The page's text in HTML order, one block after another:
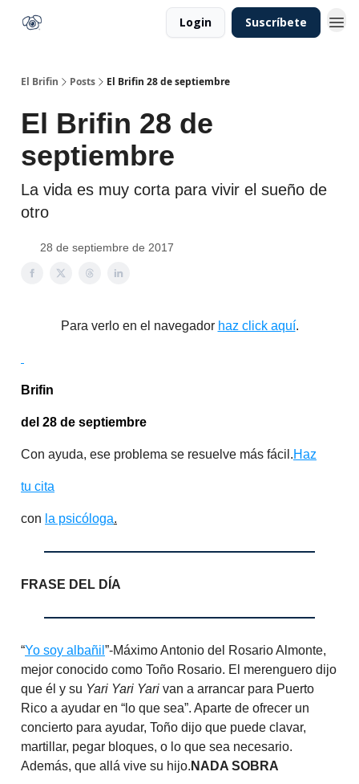
Login Suscríbete
El Brifin Posts El Brifin 28 de septiembre
El Brifin 28 de
septiembre
La vida es muy corta para vivir el sueño de
otro
28 de septiembre de 2017
Para verlo en el navegador haz click aquí.
Brifin
del 28 de septiembre
Con ayuda, ese problema se resuelve más fácil.Haz
tu cita
con la psicóloga.
FRASE DEL DÍA
“Yo soy albañil ”-Máximo Antonio del Rosario Almonte,
mejor conocido como Toño Rosario. El merenguero dijo
que él y su Yari Yari Yari van a arrancar para Puerto
Rico a ayudar en “lo que sea”. Aparte de ofrecer un
concierto para ayudar, Toño dijo que puede clavar,
martillar, pegar bloques, o lo que sea necesario.
Además, que allá vive su hijo. NADA SOBRA